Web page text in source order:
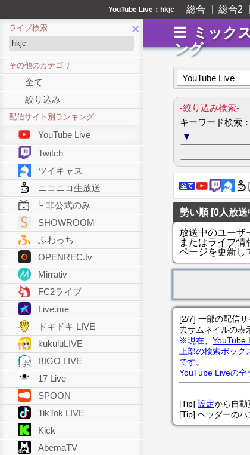
YouTube Live：hkjc 総合 総合2
ミック
ング
×
ライブ検索
その他のカテゴリ
全て
絞り込み
配信サイト別ランキング
YouTube Live
Twitch
ツイキャス
ニコニコ生放送
└ 非公式のみ
SHOWROOM
ふわっち
OPENREC.tv
Mirrativ
FC2ライブ
Live.me
ドキドキ LIVE
kukuluLIVE
BIGO LIVE
17 Live
SPOON
TikTok LIVE
Kick
AbemaTV
YouTube Live
-絞り込み検索-
キーワード検索：
▼
勢い順 [0人放送
放送中のユーザ
またはライブ情
ページを更新し
[2/7] 一部の配信
去サムネイルの表
※現在、 YouTube
上部の検索ボッ
です。
YouTube Liveの全
[Tip] 設定から自動
[Tip] ヘッダーの